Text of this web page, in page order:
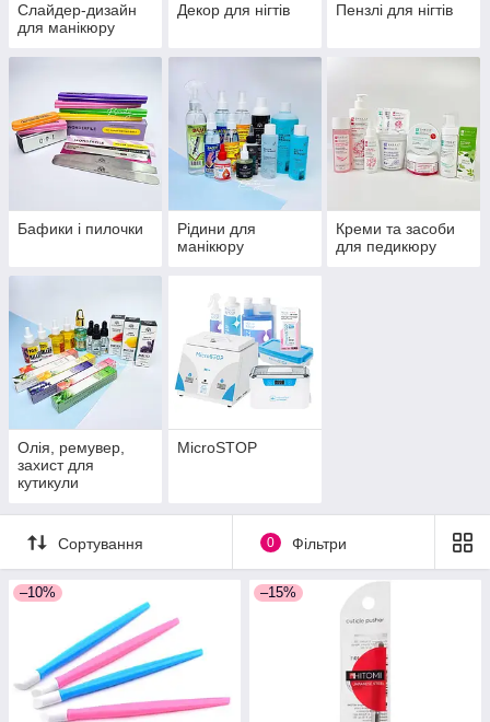
Слайдер-дизайн
для манікюру
Декор для нігтів Пензлі для нігтів
Бафики і пилочки
Рідини для
манікюру
Креми та засоби
для педикюру
Олія, ремувер,
захист для
кутикули
MicroSTOP
Сортування 0 Фільтри
–10% –15%